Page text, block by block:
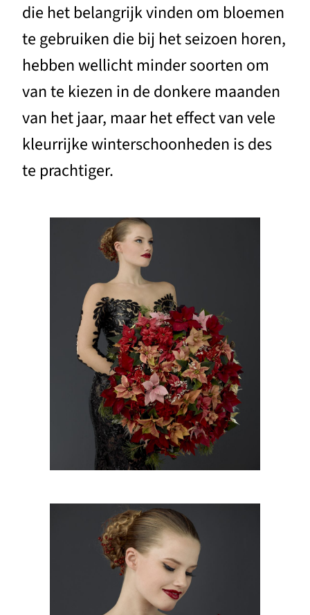
die het belangrijk vinden om bloemen
te gebruiken die bij het seizoen horen,
hebben wellicht minder soorten om
van te kiezen in de donkere maanden
van het jaar, maar het effect van vele
kleurrijke winterschoonheden is des
te prachtiger.